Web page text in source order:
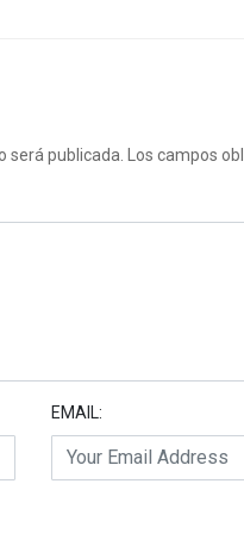
será publicada. Los campos
EMAIL: